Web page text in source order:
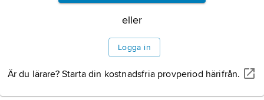
eller
Logga in
Är du lärare? Starta din kostnadsfria provperiod härifrån.